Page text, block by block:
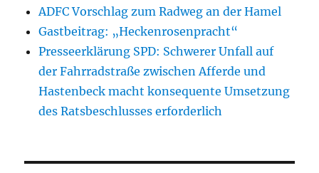
ADFC Vorschlag zum Radweg an der Hamel
Gastbeitrag: „Heckenrosenpracht“
Presseerklärung SPD: Schwerer Unfall auf
der Fahrradstraße zwischen Afferde und
Hastenbeck macht konsequente Umsetzung
des Ratsbeschlusses erforderlich